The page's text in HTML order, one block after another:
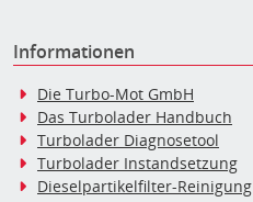
Informationen
Die Turbo-Mot GmbH
Das Turbolader Handbuch
Turbolader Diagnosetool
Turbolader Instandsetzung
Dieselpartikelfilter-Reinigung